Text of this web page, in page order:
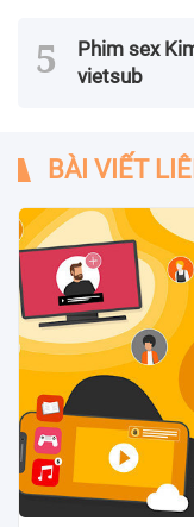
Phim sex
vietsub
BÀI VIẾT